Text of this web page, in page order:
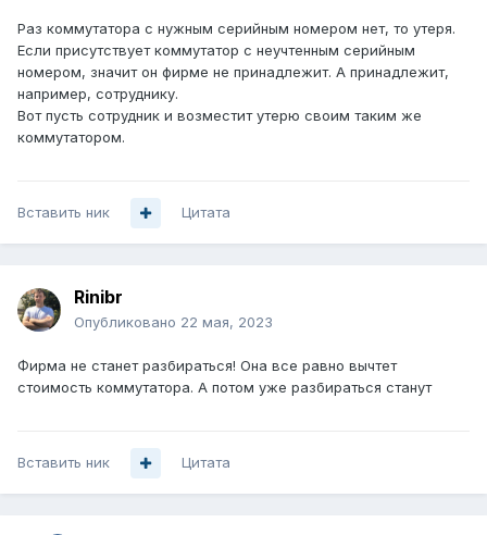
Раз коммутатора с нужным серийным номером нет, то утеря.
Если присутствует коммутатор с неучтенным серийным
номером, значит он фирме не принадлежит. А принадлежит,
например, сотруднику.
Вот пусть сотрудник и возместит утерю своим таким же
коммутатором.
Вставить ник Цитата
Rinibr
Опубликовано 22 мая, 2023
Фирма не станет разбираться! Она все равно вычтет
стоимость коммутатора. А потом уже разбираться станут
Вставить ник Цитата